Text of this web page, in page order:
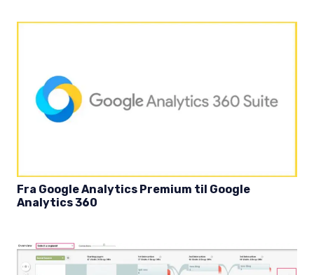
Fra Google Analytics Premium til Google
Analytics 360